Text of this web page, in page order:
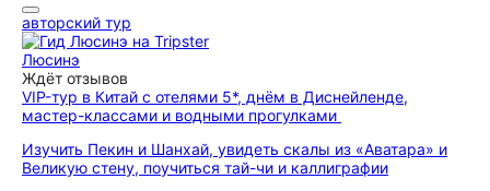
авторский тур
Люсинэ
Ждёт отзывов
VIP-тур в Китай с отелями 5*, днём в Диснейленде,
мастер-классами и водными прогулками
Изучить Пекин и Шанхай, увидеть скалы из «Аватара» и
Великую стену, поучиться тай-чи и каллиграфии